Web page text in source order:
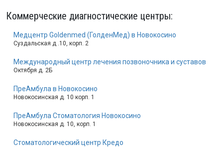
Коммерческие диагностические центры:
Медцентр Goldenmed (ГолденМед) в Новокосино
Суздальская д .10, корп. 2
Международный центр лечения позвоночника и суставов
Октября д. 2Б
ПреАмбула в Новокосино
Новокосинская д. 10 корп. 1
ПреАмбула Стоматология Новокосино
Новокосинская д. 10, корп. 1
Стоматологический центр Кредо